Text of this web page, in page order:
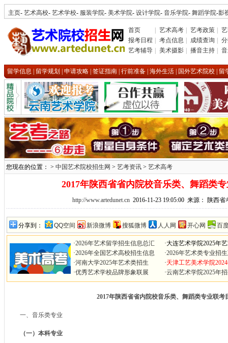
主页- 艺术高校- 艺术学校- 服装学院- 美术学院- 设计学院- 音乐学院- 舞蹈学院-影
首页 艺术高考 艺考政策
报考日程
考点信息 成绩查询
艺考辅导
美术摄影 播音主持
留学信息 留学规划 申请攻略 签证指南 行前准备 海外生活 国外艺术院校 留
您现在的位置： > 中国艺术院校招生网 > 艺考资讯 > 艺术高考
2017年陕西省省内院校音乐类、舞蹈类
http://www.artedunet.cn2016-11-23 19:05:00 来源： 陕西省
分享到： QQ空间 新浪微博 搜狐微博 人人网 开心网 百
·2026年艺术留学招生信息总汇
·2026年全国艺术高校招生信息
·河南大学2025年艺术类招生
·优秀艺术学校品牌形象联展
·大连艺术学院2025年
·2026年艺术类专业招
·天津工艺美术学院
·云南艺术学院2025年
2017年陕西省省内院校音乐类、舞蹈类专业联考
一、音乐类专业
（一）本科专业